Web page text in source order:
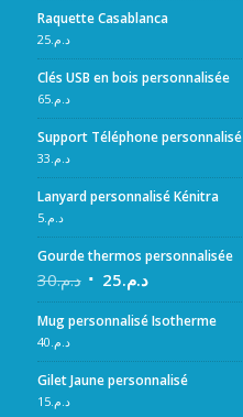
Raquette Casablanca
د.م.25
Clés USB en bois personnalisée
د.م.65
Support Téléphone personnalisé
د.م. 33
Lanyard personnalisé Kénitra
د.م.5
Gourde thermos personnalisée
د.م.30 د.م.25
Mug personnalisé Isotherme
د.م. 40
Gilet Jaune personnalisé
د.م.15